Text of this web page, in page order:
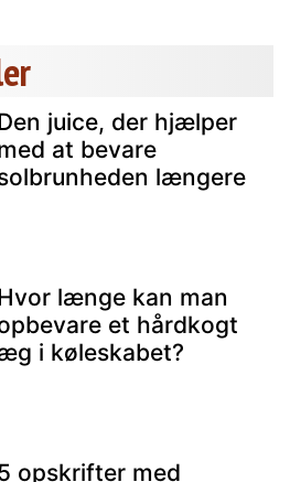
juice, der hjælper
at bevare
længere
længe kan man
et hårdkogt
i køleskabet?
opskrifter med